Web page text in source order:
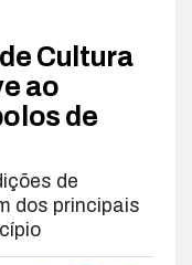
Cultura
ao
de
de
dos principais